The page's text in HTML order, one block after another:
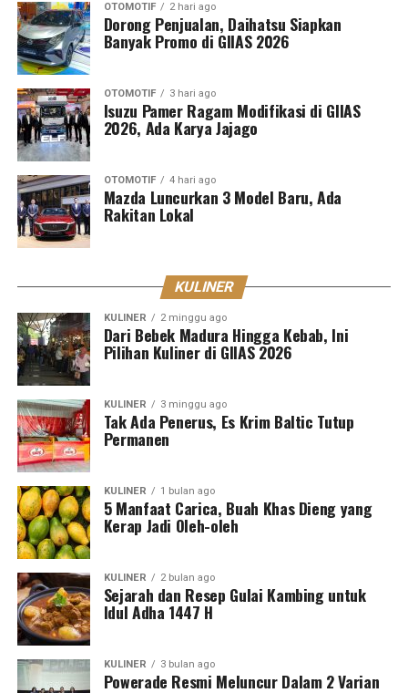
OTOMOTIF 2 hari ago
Dorong Penjualan, Daihatsu Siapkan
Banyak Promo di GIIAS 2026
OTOMOTIF 3 hari ago
Isuzu Pamer Ragam Modifikasi di GIIAS
2026, Ada Karya Jajago
OTOMOTIF 4 hari ago
Mazda Luncurkan 3 Model Baru, Ada
Rakitan Lokal
KULINER
KULINER 2 minggu ago
Dari Bebek Madura Hingga Kebab, Ini
Pilihan Kuliner di GIIAS 2026
KULINER 3 minggu ago
Tak Ada Penerus, Es Krim Baltic Tutup
Permanen
KULINER 1 bulan ago
5 Manfaat Carica, Buah Khas Dieng yang
Kerap Jadi Oleh-oleh
KULINER 2 bulan ago
Sejarah dan Resep Gulai Kambing untuk
Idul Adha 1447 H
KULINER 3 bulan ago
Powerade Resmi Meluncur Dalam 2 Varian